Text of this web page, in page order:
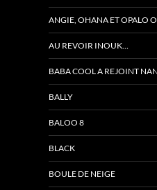
ANGIE, OHANA ET OPALO
AU REVOIR INOUK…
BABA COOL A REJOINT
BALLY
BALOO 8
BLACK
BOULE DE NEIGE